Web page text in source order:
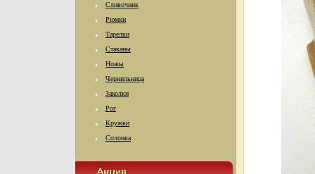
Сливочник
Рюмки
Тарелки
Стаканы
Ножы
Чернильница
Заколки
Рог
Кружки
Солонка